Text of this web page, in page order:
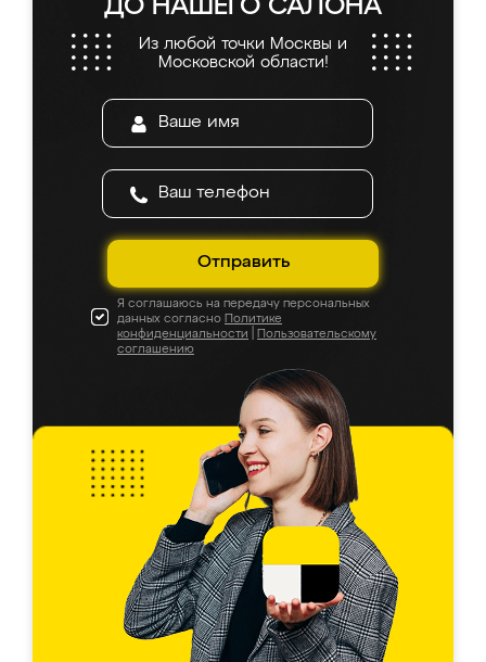
ДО НАШЕГО САЛОНА
Из любой точки Москвы и
Московской области!
Отправить
Я соглашаюсь на передачу персональных
данных согласно Политике
конфиденциальности
Пользовательскому
соглашению